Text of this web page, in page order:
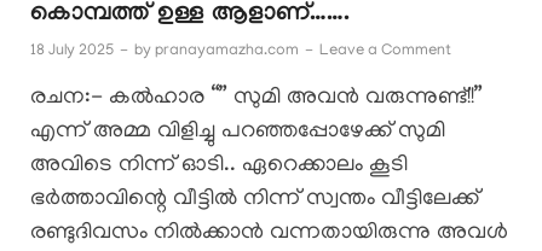
കൊമ്പത്ത് ഉള്ള ആളാണ്…….
18 July 2025 - by pranayamazha.com - Leave a Comment
രചന:- കൽഹാര “” സുമി അവൻ വരുന്നുണ്ട്!!”
എന്ന് അമ്മ വിളിച്ചു പറഞ്ഞപ്പോഴേക്ക് സുമി
അവിടെ നിന്ന് ഓടി.. ഏറെക്കാലം കൂടി
ഭർത്താവിന്റെ വീട്ടിൽ നിന്ന് സ്വന്തം വീട്ടിലേക്ക്
രണ്ടുദിവസം നിൽക്കാൻ വന്നതായിരുന്നു അവൾ